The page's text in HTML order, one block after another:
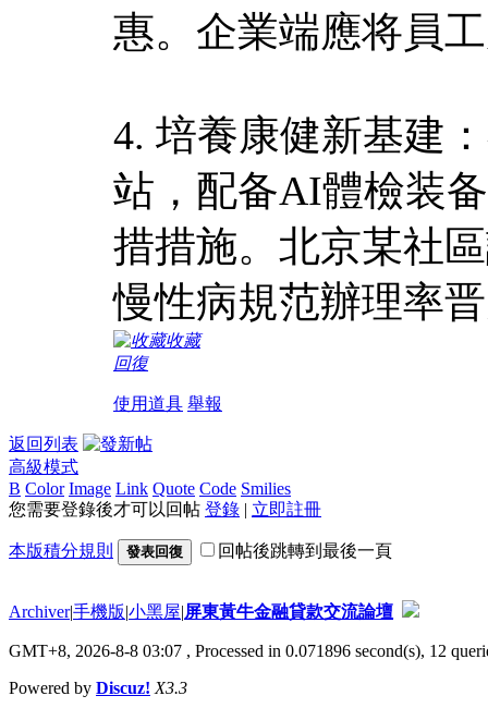
惠。企業端應将員
4. 培養康健新基建
站，配备AI體檢装
措措施。北京某社
慢性病規范辦理率
收藏
回復
使用道具 舉報
返回列表
高級模式
B Color Image Link Quote Code Smilies
您需要登錄後才可以回帖 登錄 | 立即註冊
本版積分規則 發表回復 回帖後跳轉到最後一頁
Archiver|手機版|小黑屋|屏東黃牛金融貸款交流論壇
GMT+8, 2026-8-8 03:07 , Processed in 0.071896 second(s), 12
Powered by Discuz! X3.3